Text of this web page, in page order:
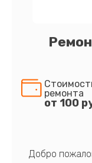
ремонта
от 100
Добро